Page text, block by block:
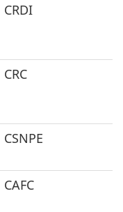
CRDI
CRC
CSNPE
CAFC